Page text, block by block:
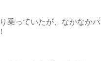
乗っていたが、なかなかパ